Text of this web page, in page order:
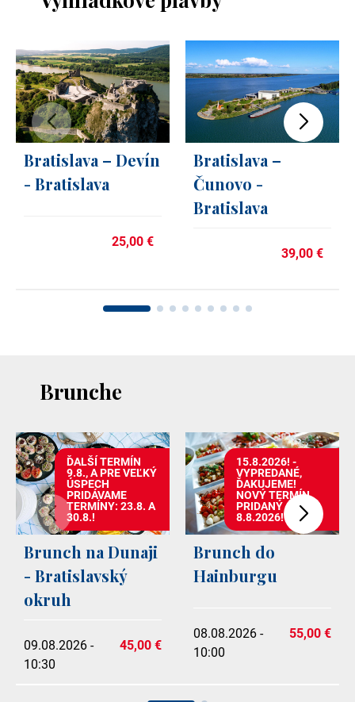
Bratislava – Devín
- Bratislava
25,00 €
Bratislava –
Čunovo -
Bratislava
39,00 €
Brunche
ĎALŠÍ TERMÍN
9.8., A PRE VEĽKÝ
ÚSPECH
PRIDÁVAME
TERMÍNY: 23.8. A
30.8.!
Brunch na Dunaji
- Bratislavský
okruh
09.08.2026 -
10:30
45,00 €
15.8.2026! -
VYPREDANÉ,
ĎAKUJEME!
NOVÝ TERMÍN
PRIDANÝ -
8.8.2026!
Brunch do
Hainburgu
08.08.2026 -
10:00
55,00 €